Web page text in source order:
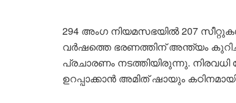
294 അംഗ നിയമസഭയിൽ 207
വർഷത്തെ ഭരണത്തിന് അന്ത്യം
പ്രചാരണം നടത്തിയിരുന്നു.
ഉറപ്പാക്കാൻ അമിത് ഷായും കഠിനമായി